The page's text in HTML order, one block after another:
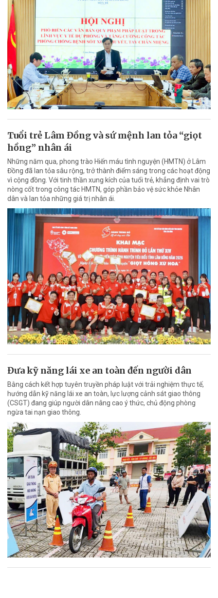
Tuổi trẻ Lâm Đồng và sứ mệnh lan tỏa “giọt
hồng” nhân ái
Những năm qua, phong trào Hiến máu tình nguyện (HMTN) ở Lâm
Đồng đã lan tỏa sâu rộng, trở thành điểm sáng trong các hoạt động
vì cộng đồng. Với tinh thần xung kích của tuổi trẻ, khẳng định vai trò
nòng cốt trong công tác HMTN, góp phần bảo vệ sức khỏe Nhân
dân và lan tỏa những giá trị nhân ái.
Đưa kỹ năng lái xe an toàn đến người dân
Bằng cách kết hợp tuyên truyền pháp luật với trải nghiệm thực tế,
hướng dẫn kỹ năng lái xe an toàn, lực lượng cảnh sát giao thông
(CSGT) đang giúp người dân nâng cao ý thức, chủ động phòng
ngừa tai nạn giao thông.